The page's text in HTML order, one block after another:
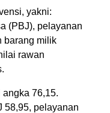
yakni:
(PBJ), pelayanan
barang milik
rawan
76,15.
58,95, pelayanan